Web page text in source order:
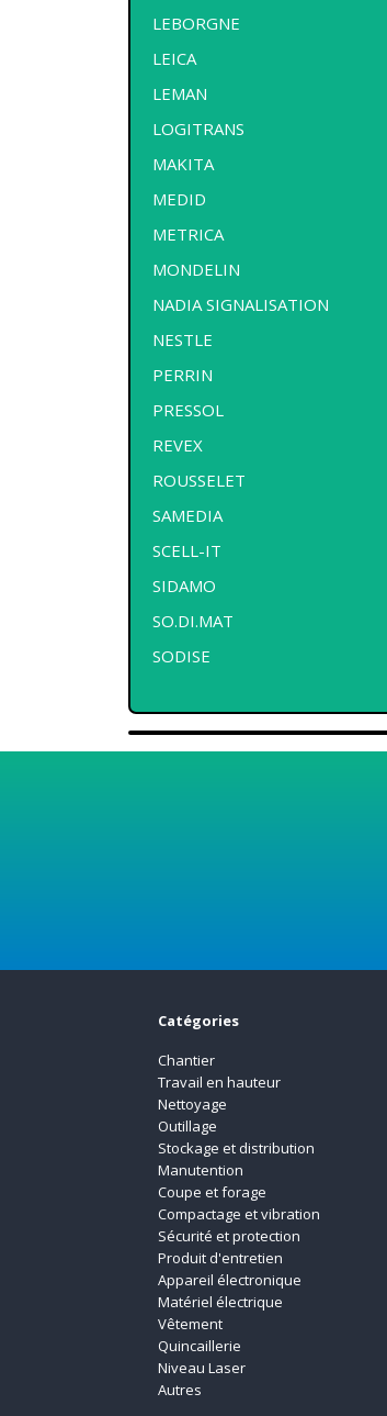
LEBORGNE
LEICA
LEMAN
LOGITRANS
MAKITA
MEDID
METRICA
MONDELIN
NADIA SIGNALISATION
NESTLE
PERRIN
PRESSOL
REVEX
ROUSSELET
SAMEDIA
SCELL-IT
SIDAMO
SO.DI.MAT
SODISE
Catégories
Chantier
Travail en hauteur
Nettoyage
Outillage
Stockage et distribution
Manutention
Coupe et forage
Compactage et vibration
Sécurité et protection
Produit d'entretien
Appareil électronique
Matériel électrique
Vêtement
Quincaillerie
Niveau Laser
Autres